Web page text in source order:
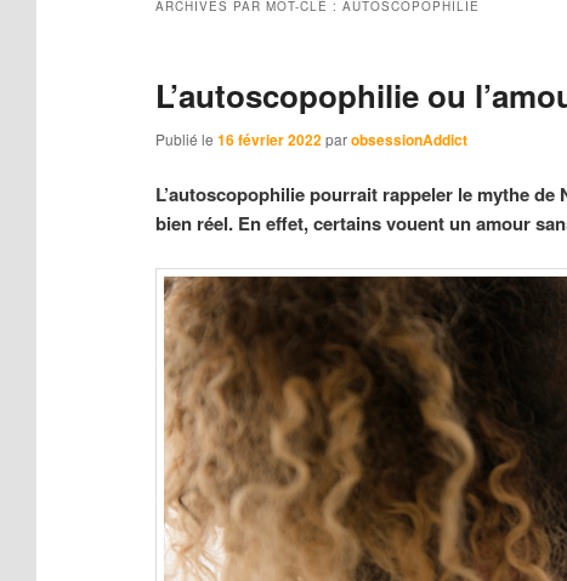
ARCHIVES PAR MOT-CLÉ : AUTOSCOPOPHILIE
L’autoscopophilie ou
Publié le 16 février 2022 parobsessionAddict
L’autoscopophilie pourrait rappeler le mythe
bien réel. En effet, certains vouent un amour